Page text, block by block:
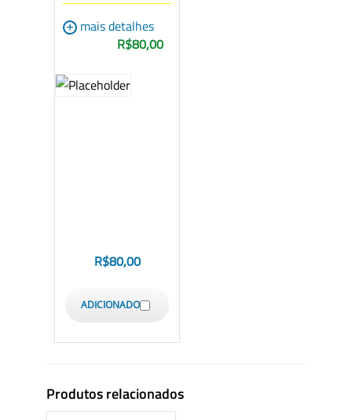
+ mais detalhes
R$80,00
R$80,00
ADICIONADO
Produtos relacionados